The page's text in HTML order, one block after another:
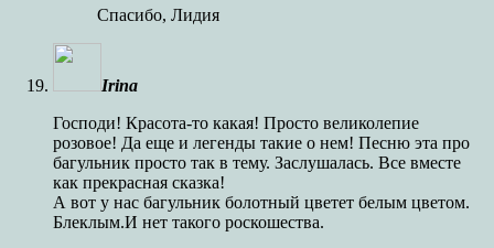
Спасибо, Лидия
Irina
Господи! Красота-то какая! Просто великолепие
розовое! Да еще и легенды такие о нем! Песню эта про
багульник просто так в тему. Заслушалась. Все вместе
как прекрасная сказка!
А вот у нас багульник болотный цветет белым цветом.
Блеклым.И нет такого роскошества.